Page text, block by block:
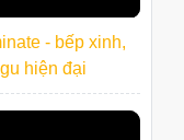
- bếp xinh,
hiện đại